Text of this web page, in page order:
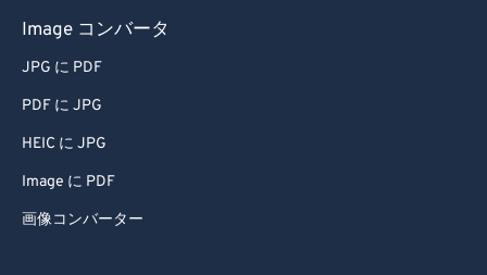
Image コンバータ
JPG に PDF
PDF に JPG
HEIC に JPG
Image に PDF
画像コンバーター